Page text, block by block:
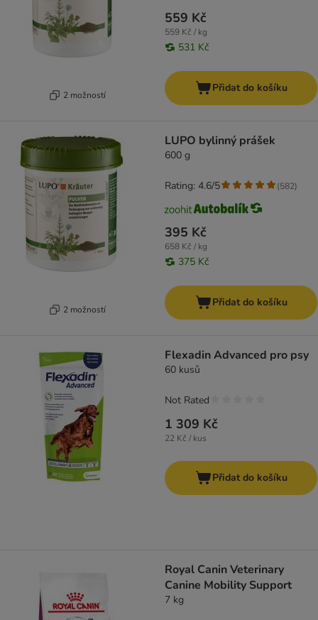
2 možností
559 Kč
559 Kč / kg
531 Kč
Přidat do košíku
2 možností
LUPO bylinný prášek
600 g
395 Kč
658 Kč / kg
375 Kč
Rating: 4.6/5 (582)
Přidat do košíku
Flexadin Advanced pro psy
60 kusů
1 309 Kč
22 Kč / kus
Not Rated
Přidat do košíku
Royal Canin Veterinary
Canine Mobility Support
7 kg